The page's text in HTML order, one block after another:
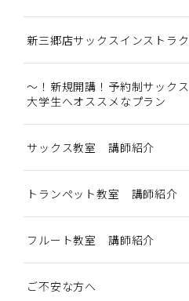
新三郷店サックスインストラ
～！新規開講！予約制サック
大学生へオススメなプラン
サックス教室 講師紹介
トランペット教室 講師紹介
フルート教室 講師紹介
ご不安な方へ